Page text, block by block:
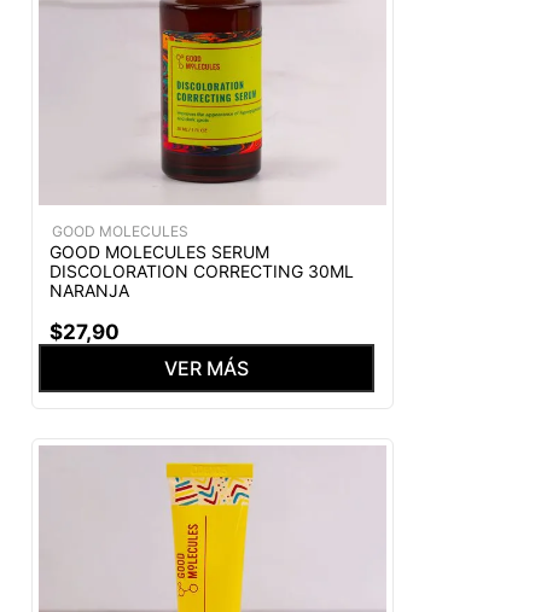
GOOD MOLECULES
GOOD MOLECULES SERUM
DISCOLORATION CORRECTING 30ML
NARANJA
$27,90
VER MÁS